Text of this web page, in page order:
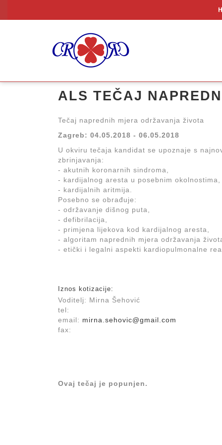
ALS TEČAJ
Tečaj naprednih mjera održavanja života
Zagreb: 04.05.2018 - 06.05.2018
U okviru tečaja kandidat se upoznaje s
zbrinjavanja:
- akutnih koronarnih sindroma,
- kardijalnog aresta u posebnim okolnostima,
- kardijalnih aritmija.
Posebno se obrađuje:
- održavanje dišnog puta,
- defibrilacija,
- primjena lijekova kod kardijalnog aresta,
- algoritam naprednih mjera održavanja
- etički i legalni aspekti kardiopulmonalne
Iznos kotizacije:
Voditelj: Mirna Šehović
tel:
email: mirna.sehovic@gmail.com
fax:
Ovaj tečaj je popunjen.